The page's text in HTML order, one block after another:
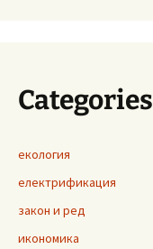
Categories
екология
електрификация
закон и ред
икономика